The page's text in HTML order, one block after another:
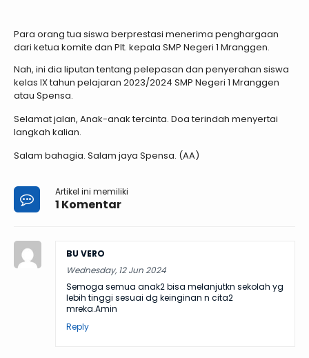
Para orang tua siswa berprestasi menerima penghargaan
dari ketua komite dan Plt. kepala SMP Negeri 1 Mranggen.
Nah, ini dia liputan tentang pelepasan dan penyerahan siswa
kelas IX tahun pelajaran 2023/2024 SMP Negeri 1 Mranggen
atau Spensa.
Selamat jalan, Anak-anak tercinta. Doa terindah menyertai
langkah kalian.
Salam bahagia. Salam jaya Spensa. (AA)
Artikel ini memiliki
1 Komentar
BU VERO
Wednesday, 12 Jun 2024
Semoga semua anak2 bisa melanjutkn sekolah yg
lebih tinggi sesuai dg keinginan n cita2
mreka.Amin
Reply